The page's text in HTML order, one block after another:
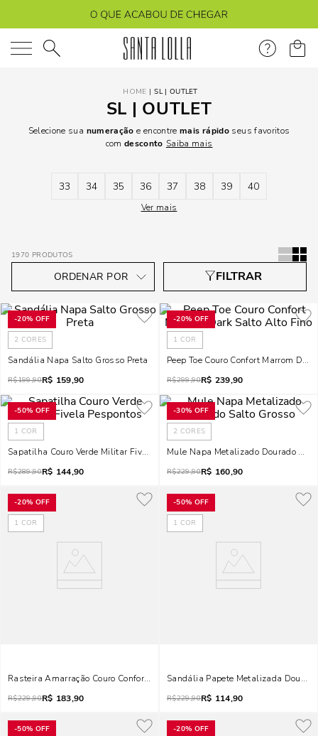
O que você está procurando?
SL | OUTLET
SL | OUTLET
Selecione sua numeração e encontremais rápido seus favoritos
com desconto Saiba mais
33 34 35 36 37 38 39 40
Ver mais
1970 PRODUTOS
-20% OFF
2 CORES
Sandália Napa Salto Grosso Preta
R$199,90R$ 159,90
-20% OFF
1 COR
Peep Toe Couro Confort Marrom
R$299,90R$ 239,90
-50% OFF
1 COR
Sapatilha Couro Verde Militar Fivela Pespontos
R$289,90R$ 144,90
-30% OFF
2 CORES
Mule Napa Metalizado Dourado
R$229,90R$ 160,90
-20% OFF
1 COR
Rasteira Amarração Couro Confort Preta Tachas
R$229,90R$ 183,90
-50% OFF
1 COR
Sandália Papete Metalizada
R$229,90R$ 114,90
-50% OFF -20% OFF